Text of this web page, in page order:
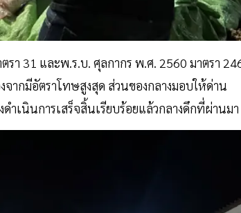
รา 31 และพ.ร.บ. ศุลกากร พ.ศ. 2560 มาตรา
ากมีอัตราโทษสูงสุด ส่วนของกลางมอบให้ด่าน
ำเนินการเสร็จสิ้นเรียบร้อยแล้วกลางดึกที่ผ่านมา